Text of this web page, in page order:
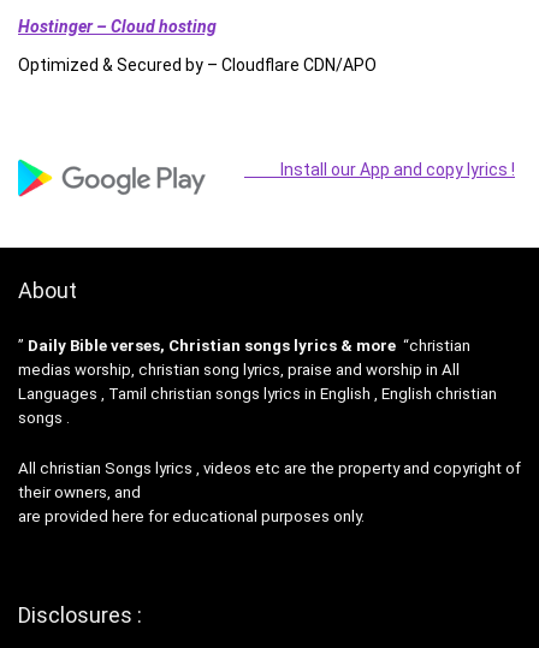
Hostinger – Cloud hosting
Optimized & Secured by – Cloudflare CDN/APO
Install our App and copy lyrics !
About
” Daily Bible verses, Christian songs lyrics & more “christian
medias worship, christian song lyrics, praise and worship in All
Languages , Tamil christian songs lyrics in English , English christian
songs .
All christian Songs lyrics , videos etc are the property and copyright of
their owners, and
are provided here for educational purposes only.
Disclosures :